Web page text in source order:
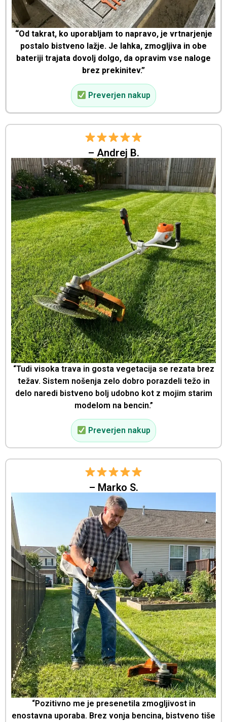
“Od takrat, ko uporabljam to napravo, je vrtnarjenje
postalo bistveno lažje. Je lahka, zmogljiva in obe
bateriji trajata dovolj dolgo, da opravim vse naloge
brez prekinitev.”
Preverjen nakup
– Andrej B.
“Tudi visoka trava in gosta vegetacija se rezata brez
težav. Sistem nošenja zelo dobro porazdeli težo in
delo naredi bistveno bolj udobno kot z mojim starim
modelom na bencin.”
Preverjen nakup
– Marko S.
“Pozitivno me je presenetila zmogljivost in
enostavna uporaba. Brez vonja bencina, bistveno tiše